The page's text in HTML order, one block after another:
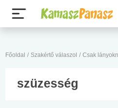
Főoldal / Szakértő válaszol / Csak
szüzesség